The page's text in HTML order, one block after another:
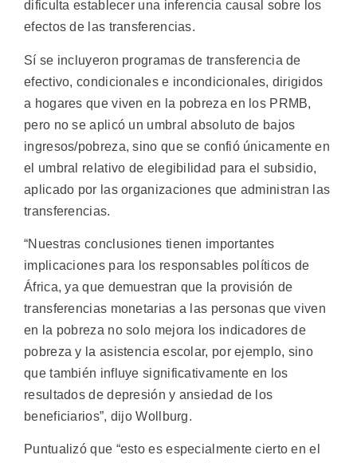
dificulta establecer una inferencia causal sobre los
efectos de las transferencias.
Sí se incluyeron programas de transferencia de
efectivo, condicionales e incondicionales, dirigidos
a hogares que viven en la pobreza en los PRMB,
pero no se aplicó un umbral absoluto de bajos
ingresos/pobreza, sino que se confió únicamente en
el umbral relativo de elegibilidad para el subsidio,
aplicado por las organizaciones que administran las
transferencias.
“Nuestras conclusiones tienen importantes
implicaciones para los responsables políticos de
África, ya que demuestran que la provisión de
transferencias monetarias a las personas que viven
en la pobreza no solo mejora los indicadores de
pobreza y la asistencia escolar, por ejemplo, sino
que también influye significativamente en los
resultados de depresión y ansiedad de los
beneficiarios”, dijo Wollburg.
Puntualizó que “esto es especialmente cierto en el